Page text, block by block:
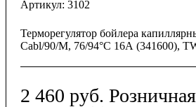
Артикул: 3102
Терморегулятор бойлера
Cabl/90/M, 76/94°С 16А (341600),
2 460 руб. Розничная